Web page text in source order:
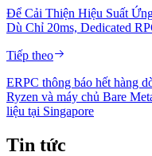
Để Cải Thiện Hiệu Suất
Dù Chỉ 20ms, Dedicated
Tiếp theo
ERPC thông báo hết hàng
Ryzen và máy chủ Bare
liệu tại Singapore
Tin tức